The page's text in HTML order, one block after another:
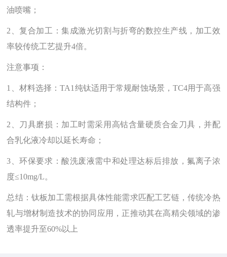
油喷嘴；
2、复合加工‌：集成激光切割与折弯的数控生产线，加工效
率较传统工艺提升4倍。
注意事项‌：
1、材料选择‌：TA1纯钛适用于常规耐蚀场景，TC4用于高强
结构件；
2、刀具磨损‌：加工时需采用高钴含量硬质合金刀具，并配
合乳化液冷却以延长寿命；
3、环保要求‌：酸洗废液需中和处理达标后排放，氟离子浓
度≤10mg/L。
总结：钛板加工需根据具体性能需求匹配工艺链，传统冷热
轧与增材制造技术的协同应用，正推动其在高精尖领域的渗
透率提升至60%以上